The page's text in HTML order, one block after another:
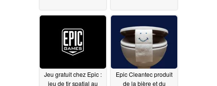
Jeu gratuit chez Epic :
jeu de tir spatial au
Epic Cleantec produit
de la bière et du